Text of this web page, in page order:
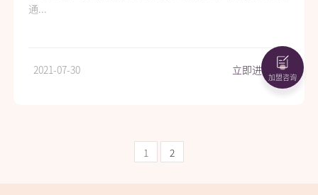
通...
2021-07-30 立即进入 >
1 2
加盟咨询